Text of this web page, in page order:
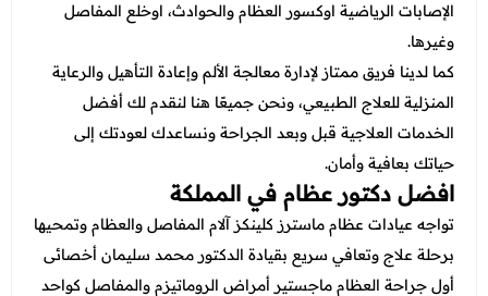
الإصابات الرياضية اوكسور العظام والحوادث، اوخلع المفاصل
وغيرها.
كما لدينا فريق ممتاز لإدارة معالجة الألم وإعادة التأهيل والرعاية
المنزلية للعلاج الطبيعي، ونحن جميعًا هنا لنقدم لك أفضل
الخدمات العلاجية قبل وبعد الجراحة ونساعدك لعودتك إلى
حياتك بعافية وأمان.
افضل دكتور عظام في المملكة
تواجه عيادات عظام ماسترز كلينكز آلام المفاصل والعظام وتمحيها
برحلة علاج وتعافي سريع بقيادة الدكتور محمد سليمان أخصائى
أول جراحة العظام ماجستير أمراض الروماتيزم والمفاصل كواحد